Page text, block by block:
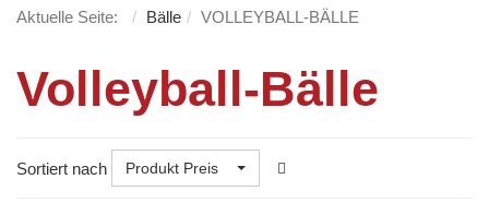
Aktuelle Seite: Bälle VOLLEYBALL-BÄLLE
Volleyball-Bälle
Sortiert nach Produkt Preis